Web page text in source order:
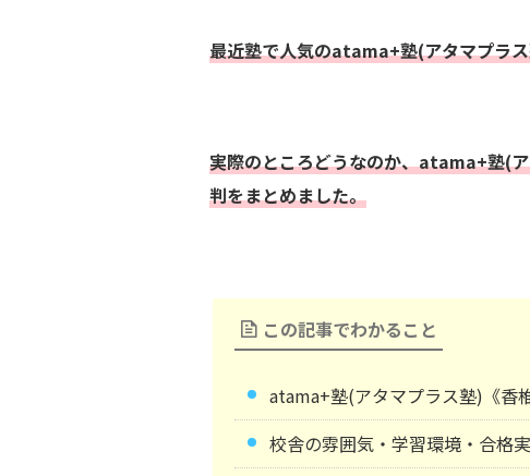
最近塾で人気のatama+塾(アタマプラ
実際のところどうなのか、atama+塾(
判をまとめました。
この記事でわかること
atama+塾(アタマプラス塾)《香
校舎の雰囲気・学習環境・合格